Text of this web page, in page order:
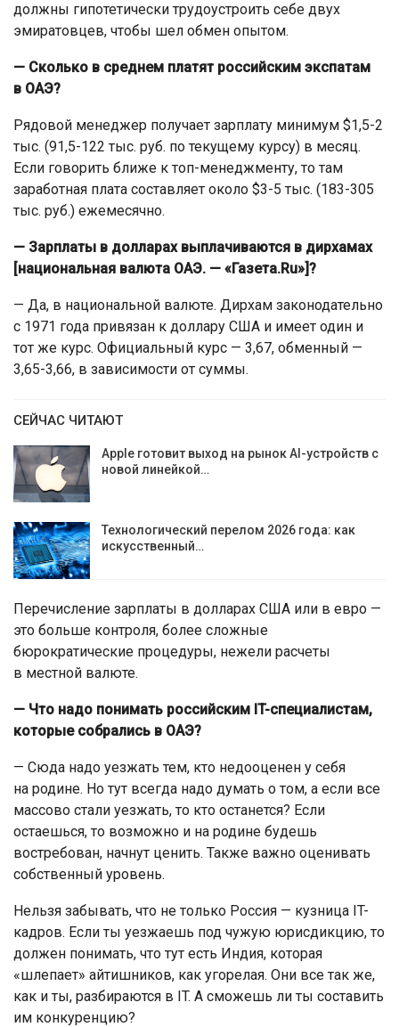
должны гипотетически трудоустроить себе двух
эмиратовцев, чтобы шел обмен опытом.
— Сколько в среднем платят российским экспатам
в ОАЭ?
Рядовой менеджер получает зарплату минимум $1,5-2
тыс. (91,5-122 тыс. руб. по текущему курсу) в месяц.
Если говорить ближе к топ-менеджменту, то там
заработная плата составляет около $3-5 тыс. (183-305
тыс. руб.) ежемесячно.
— Зарплаты в долларах выплачиваются в дирхамах
[национальная валюта ОАЭ. — «Газета.Ru»]?
— Да, в национальной валюте. Дирхам законодательно
с 1971 года привязан к доллару США и имеет один и
тот же курс. Официальный курс — 3,67, обменный —
3,65-3,66, в зависимости от суммы.
СЕЙЧАС ЧИТАЮТ
Apple готовит выход на рынок AI-устройств с
новой линейкой…
Технологический перелом 2026 года: как
искусственный…
Перечисление зарплаты в долларах США или в евро —
это больше контроля, более сложные
бюрократические процедуры, нежели расчеты
в местной валюте.
— Что надо понимать российским IT-специалистам,
которые собрались в ОАЭ?
— Сюда надо уезжать тем, кто недооценен у себя
на родине. Но тут всегда надо думать о том, а если все
массово стали уезжать, то кто останется? Если
остаешься, то возможно и на родине будешь
востребован, начнут ценить. Также важно оценивать
собственный уровень.
Нельзя забывать, что не только Россия — кузница IT-
кадров. Если ты уезжаешь под чужую юрисдикцию, то
должен понимать, что тут есть Индия, которая
«шлепает» айтишников, как угорелая. Они все так же,
как и ты, разбираются в IT. А сможешь ли ты составить
им конкуренцию?